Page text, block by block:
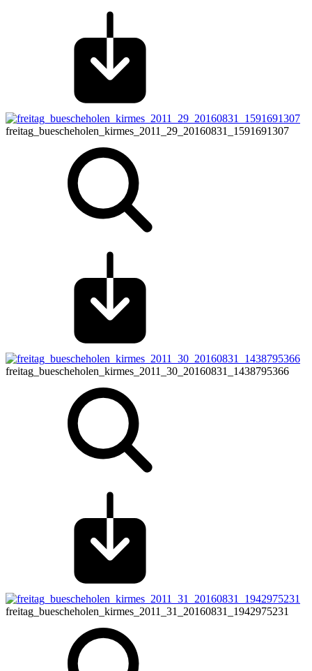
freitag_buescheholen_kirmes_2011_29_20160831_1591691307
freitag_buescheholen_kirmes_2011_30_20160831_1438795366
freitag_buescheholen_kirmes_2011_31_20160831_1942975231